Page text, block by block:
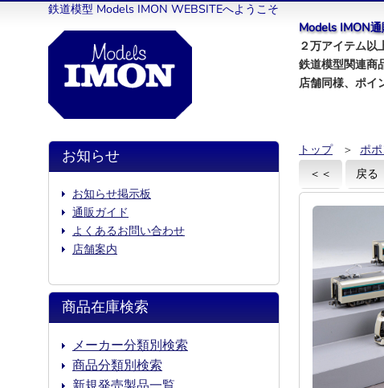
鉄道模型 Models IMON WEBSITEへようこそ
Models IMON
２万アイテム
鉄道模型関連商
店舗同様、ポイ
トップ ＞ ポ
＜＜
戻る
お知らせ
お知らせ掲示板
通販ガイド
よくあるお問い合わせ
店舗案内
商品在庫検索
メーカー分類別検索
商品分類別検索